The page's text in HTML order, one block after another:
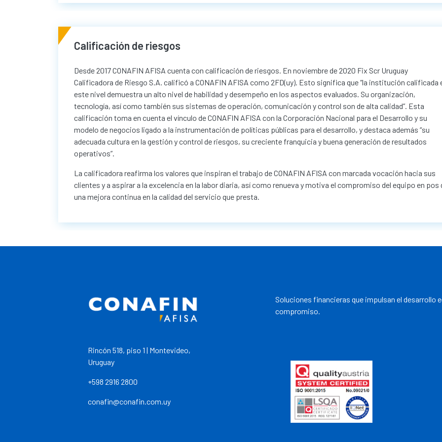
Calificación de riesgos
Desde 2017 CONAFIN AFISA cuenta con calificación de riesgos. En noviembre de 2020 Fix Scr Uruguay
Calificadora de Riesgo S.A. calificó a CONAFIN AFISA como 2FD(uy). Esto significa que “la institución calificada
este nivel demuestra un alto nivel de habilidad y desempeño en los aspectos evaluados. Su organización,
tecnología, así como también sus sistemas de operación, comunicación y control son de alta calidad”. Esta
calificación toma en cuenta el vínculo de CONAFIN AFISA con la Corporación Nacional para el Desarrollo y su
modelo de negocios ligado a la instrumentación de políticas públicas para el desarrollo, y destaca además “su
adecuada cultura en la gestión y control de riesgos, su creciente franquicia y buena generación de resultados
operativos”.
La calificadora reafirma los valores que inspiran el trabajo de CONAFIN AFISA con marcada vocación hacia sus
clientes y a aspirar a la excelencia en la labor diaria, así como renueva y motiva el compromiso del equipo en pos
una mejora continua en la calidad del servicio que presta.
Rincón 518, piso 1 | Montevideo,
Uruguay
+598 2916 2800
conafin@conafin.com.uy
Soluciones financieras que impulsan el desarrollo
compromiso.